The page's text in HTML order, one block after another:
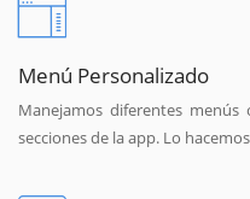
Menú Personalizado
Manejamos diferentes
secciones de la app. Lo